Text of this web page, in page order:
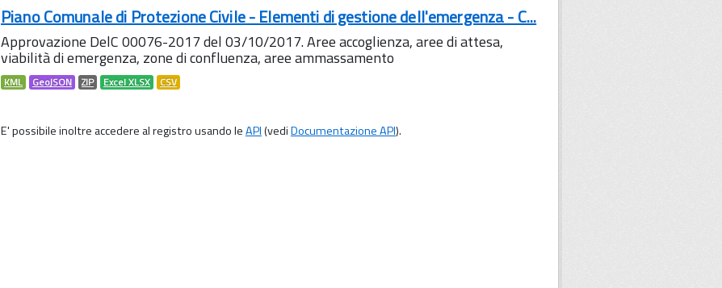
Piano Comunale di Protezione Civile - Elementi di gestione dell'emergenza - C...
Approvazione DelC 00076-2017 del 03/10/2017. Aree accoglienza, aree di attesa,
viabilità di emergenza, zone di confluenza, aree ammassamento
KML GeoJSON ZIP Excel XLSX CSV
E' possibile inoltre accedere al registro usando leAPI(vediDocumentazione API).